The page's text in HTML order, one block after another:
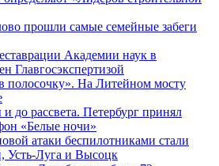
прошли самые семейные забеги
Академии наук в
Главгосэкспертизой
полосочку». На Литейном мосту
до рассвета. Петербург принял
«Белые ночи»
атаки беспилотниками стали
Усть-Луга и Высоцк